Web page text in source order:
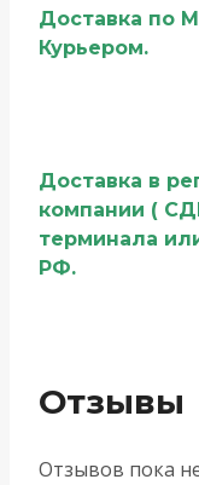
Доставка по
Курьером.
Доставка в
компании (
терминала
РФ.
Отзывы
Отзывов пока